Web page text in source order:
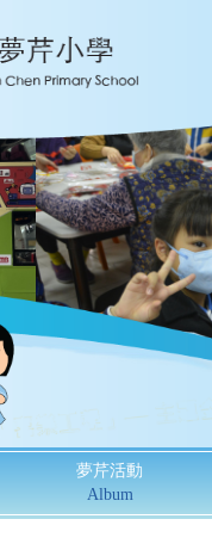
夢芹活動
Album